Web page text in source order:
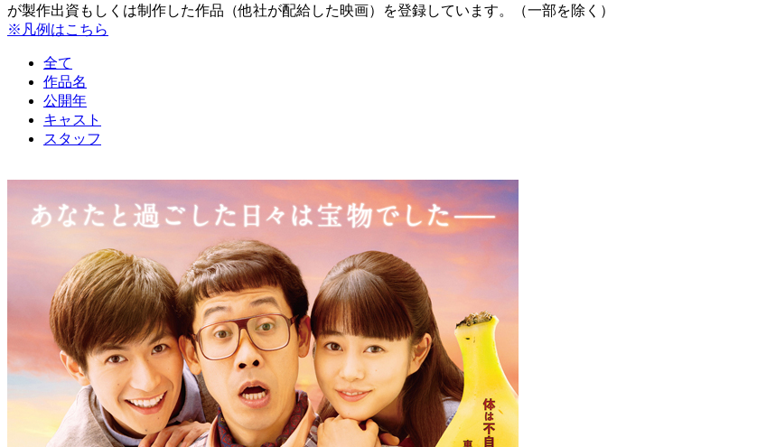
が製作出資もしくは制作した作品（他社が配給した映画）を登録しています。（一部を除く）
※凡例はこちら
全て
作品名
公開年
キャスト
スタッフ